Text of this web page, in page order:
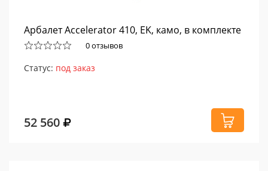
Арбалет Accelerator 410, EK, камо, в комплекте
0 отзывов
Статус: под заказ
52 560